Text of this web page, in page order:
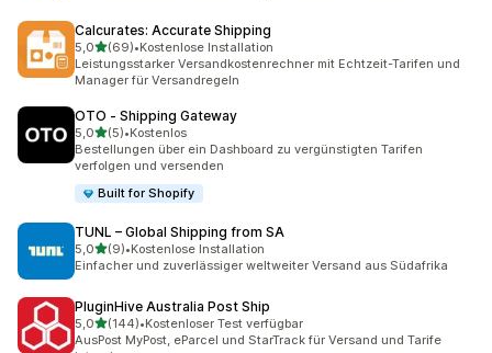
Calcurates: Accurate Shipping
5,0von 5 Sternen
(69)
69 Rezensionen insgesamt
•Kostenlose Installation
Leistungsstarker Versandkostenrechner mit Echtzeit-Tarifen und
Manager für Versandregeln
OTO ‑ Shipping Gateway
5,0von 5 Sternen
(5)
5 Rezensionen insgesamt
•Kostenlos
Bestellungen über ein Dashboard zu vergünstigten Tarifen
verfolgen und versenden
Built for Shopify
TUNL – Global Shipping from SA
5,0von 5 Sternen
(9)
9 Rezensionen insgesamt
•Kostenlose Installation
Einfacher und zuverlässiger weltweiter Versand aus Südafrika
PluginHive Australia Post Ship
5,0von 5 Sternen
(144)
144 Rezensionen insgesamt
•Kostenloser Test verfügbar
AusPost MyPost, eParcel und StarTrack für Versand und Tarife